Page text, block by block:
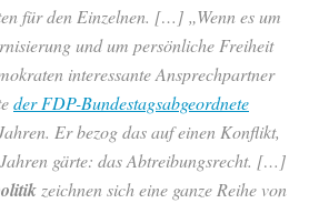
für den Einzelnen. […] „Wenn es um
und um persönliche Freiheit
interessante Ansprechpartner
der FDP-Bundestagsabgeordnete
Er bezog das auf einen Konflikt,
gärte: das Abtreibungsrecht. […]
zeichnen sich eine ganze Reihe von